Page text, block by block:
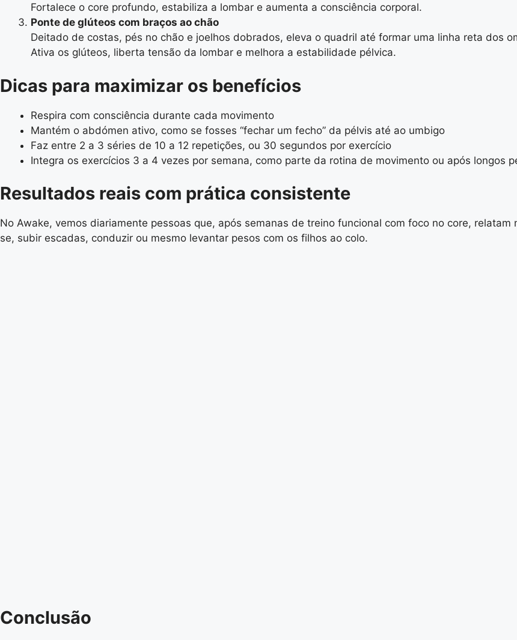
Fortalece o core profundo, estabiliza a lombar e aumenta a consciência corporal.
Ponte de glúteos com braços ao chão
Deitado de costas, pés no chão e joelhos dobrados, eleva o quadril até formar uma linha reta dos
Ativa os glúteos, liberta tensão da lombar e melhora a estabilidade pélvica.
Dicas para maximizar os benefícios
Respira com consciência durante cada movimento
Mantém o abdómen ativo, como se fosses “fechar um fecho” da pélvis até ao umbigo
Faz entre 2 a 3 séries de 10 a 12 repetições, ou 30 segundos por exercício
Integra os exercícios 3 a 4 vezes por semana, como parte da rotina de movimento ou após longos
Resultados reais com prática consistente
No Awake, vemos diariamente pessoas que, após semanas de treino funcional com foco no core,
se, subir escadas, conduzir ou mesmo levantar pesos com os filhos ao colo.
Conclusão